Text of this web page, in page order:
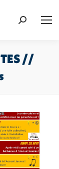
Recherche
//